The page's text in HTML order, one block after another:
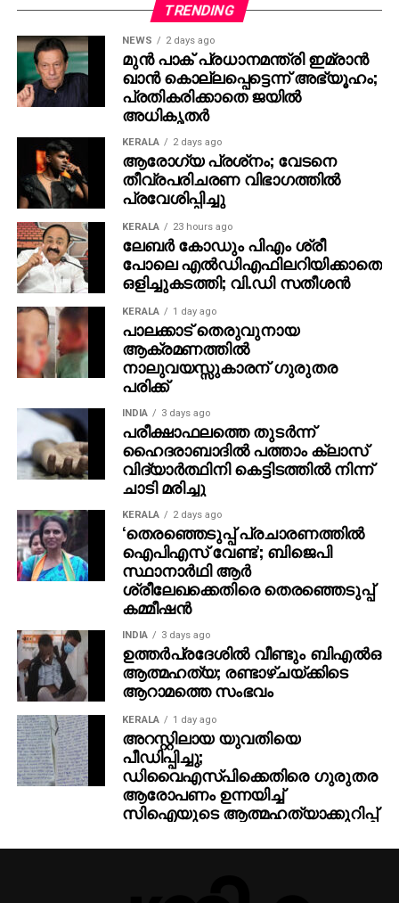
അനില്‍ പിള്ള, ദീപു ബോസ് എന്നിവരും പങ്കെടുത്തു.
തുടര്‍ന്ന് ചിത്രത്തിലെ പാട്ടിന് ശ്രീനാഥ് ഭാസിയും
അലന്‍സിയറും ചുവടുവെച്ചു. ഗ്രേസ് ഫിലിം
കമ്പനിയാണ് ചിത്രം നവംബര്‍ 30 ന് പുറത്തിറക്കുന്നത്.
മാര്‍ക്കറ്റിംഗ് ബ്രിങ്ഫോര്‍ത്ത് അഡ്വര്‍ടൈസിങ്.
TRENDING
NEWS 2 days ago
മുന്‍ പാക് പ്രധാനമന്ത്രി ഇമ്രാന്‍
ഖാന്‍ കൊല്ലപ്പെട്ടെന്ന് അഭ്യൂഹം;
പ്രതികരിക്കാതെ ജയില്‍
അധികൃതര്‍
KERALA 2 days ago
ആരോഗ്യ പ്രശ്‌നം; വേടനെ
തീവ്രപരിചരണ വിഭാഗത്തില്‍
പ്രവേശിപ്പിച്ചു
KERALA 23 hours ago
ലേബര്‍ കോഡും പിഎം ശ്രീ
പോലെ എല്‍ഡിഎഫിലറിയിക്കാതെ
ഒളിച്ചുകടത്തി; വി.ഡി സതീശന്‍
KERALA 1 day ago
പാലക്കാട് തെരുവുനായ
ആക്രമണത്തില്‍
നാലുവയസ്സുകാരന് ഗുരുതര
പരിക്ക്
INDIA 3 days ago
പരീക്ഷാഫലത്തെ തുടര്‍ന്ന്
ഹൈദരാബാദില്‍ പത്താം ക്ലാസ്
വിദ്യാര്‍ത്ഥിനി കെട്ടിടത്തില്‍ നിന്ന്
ചാടി മരിച്ചു
KERALA 2 days ago
‘തെരഞ്ഞെടുപ്പ് പ്രചാരണത്തിൽ
ഐപിഎസ് വേണ്ട’; ബിജെപി
സ്ഥാനാർഥി ആർ
ശ്രീലേഖക്കെതിരെ തെരഞ്ഞെടുപ്പ്
കമ്മീഷൻ
INDIA 3 days ago
ഉത്തര്‍പ്രദേശില്‍ വീണ്ടും ബിഎല്‍ഒ
ആത്മഹത്യ; രണ്ടാഴ്ചയ്ക്കിടെ
ആറാമത്തെ സംഭവം
KERALA 1 day ago
അറസ്റ്റിലായ യുവതിയെ
പീഡിപ്പിച്ചു;
ഡിവൈഎസ്പിക്കെതിരെ ഗുരുതര
ആരോപണം ഉന്നയിച്ച്
സിഐയുടെ ആത്മഹത്യാക്കുറിപ്പ്